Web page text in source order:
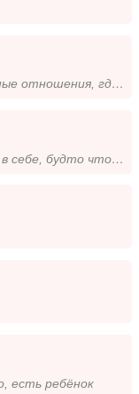
Я ищу настоящие, серьёзные отношения, где можно быть собой, делиться мечтами и поддерживать друг друга. Мне важно, чтобы...
Я часто чувствую, что не в себе, будто что-то внутри меня не на месте. Возможно, это из-за стремления к переменам или не...
есть ребёнок